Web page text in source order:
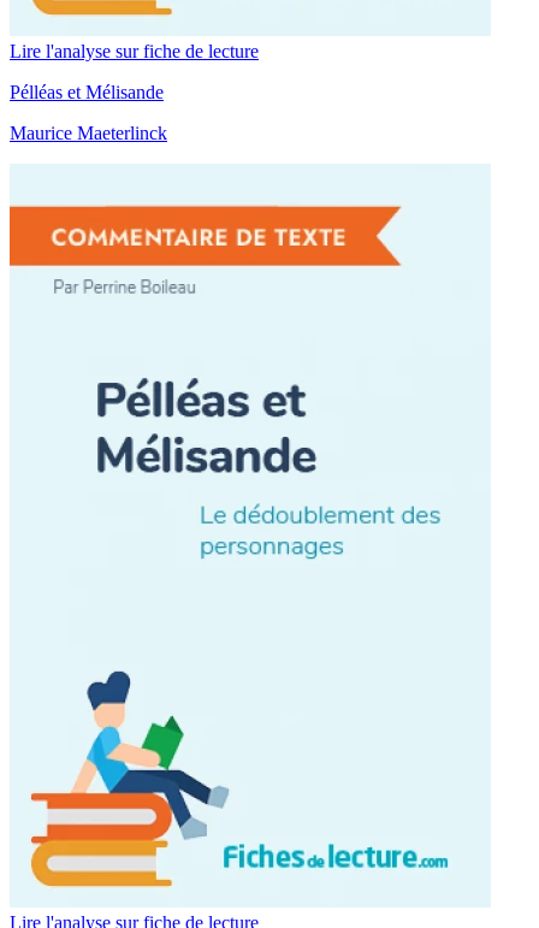
Lire l'analyse sur fiche de lecture
Pélléas et Mélisande
Maurice Maeterlinck
Lire l'analyse sur fiche de lecture